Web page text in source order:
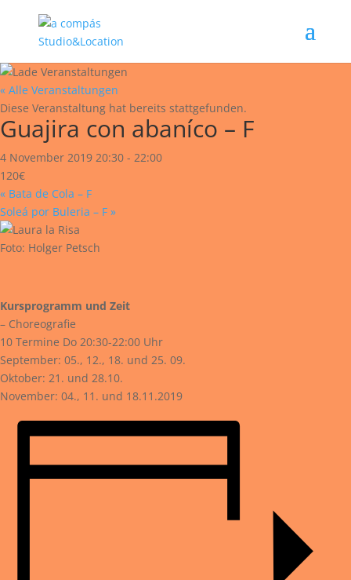
« Alle Veranstaltungen
Diese Veranstaltung hat bereits stattgefunden.
Guajira con abaníco – F
4 November 2019 20:30 - 22:00
120€
« Bata de Cola – F
Soleá por Buleria – F »
Foto: Holger Petsch
Kursprogramm und Zeit
– Choreografie
10 Termine Do 20:30-22:00 Uhr
September: 05., 12., 18. und 25. 09.
Oktober: 21. und 28.10.
November: 04., 11. und 18.11.2019